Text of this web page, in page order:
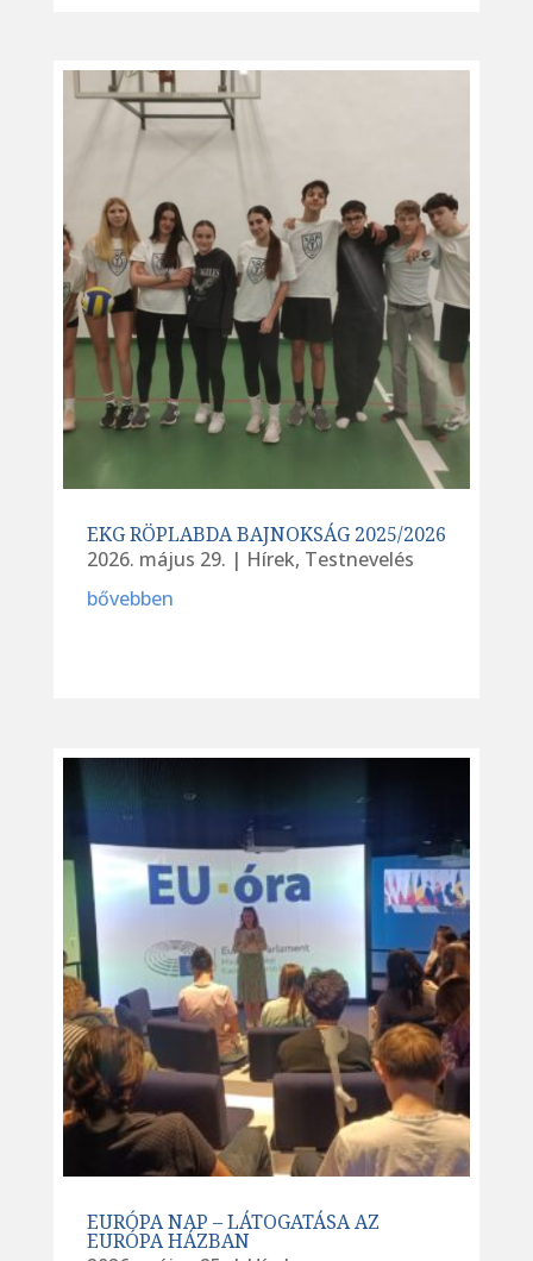
EKG RÖPLABDA BAJNOKSÁG 2025/2026
2026. május 29. | Hírek, Testnevelés
bővebben
EURÓPA NAP – LÁTOGATÁSA AZ
EURÓPA HÁZBAN